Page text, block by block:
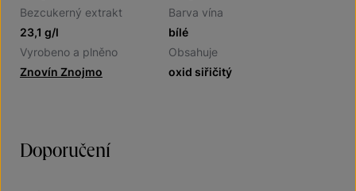
Bezcukerný extrakt
23,1 g/l
Barva vína
bílé
Vyrobeno a plněno
Znovín Znojmo
Obsahuje
oxid siřičitý
Doporučení